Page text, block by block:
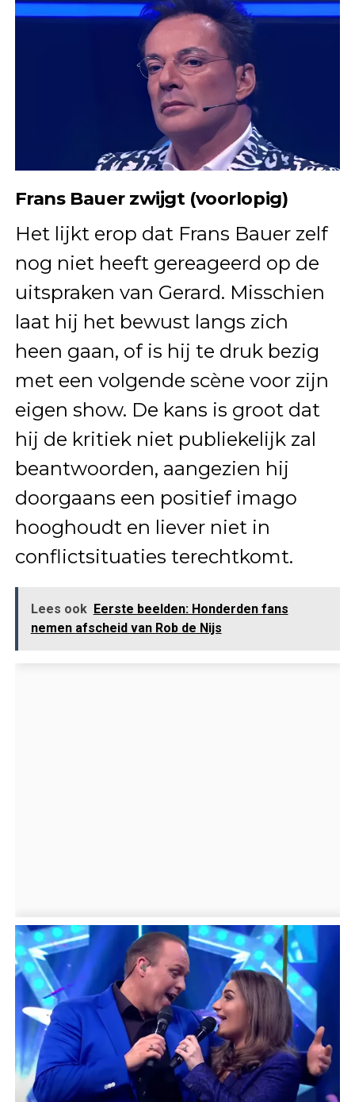
Frans Bauer zwijgt (voorlopig)
Het lijkt erop dat Frans Bauer zelf
nog niet heeft gereageerd op de
uitspraken van Gerard. Misschien
laat hij het bewust langs zich
heen gaan, of is hij te druk bezig
met een volgende scène voor zijn
eigen show. De kans is groot dat
hij de kritiek niet publiekelijk zal
beantwoorden, aangezien hij
doorgaans een positief imago
hooghoudt en liever niet in
conflictsituaties terechtkomt.
Lees ook Eerste beelden: Honderden fans
nemen afscheid van Rob de Nijs